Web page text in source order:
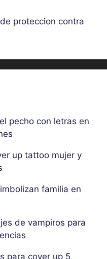
proteccion contra
pecho con letras en
up tattoo mujer y
familia en
de vampiros para
para cover up 5